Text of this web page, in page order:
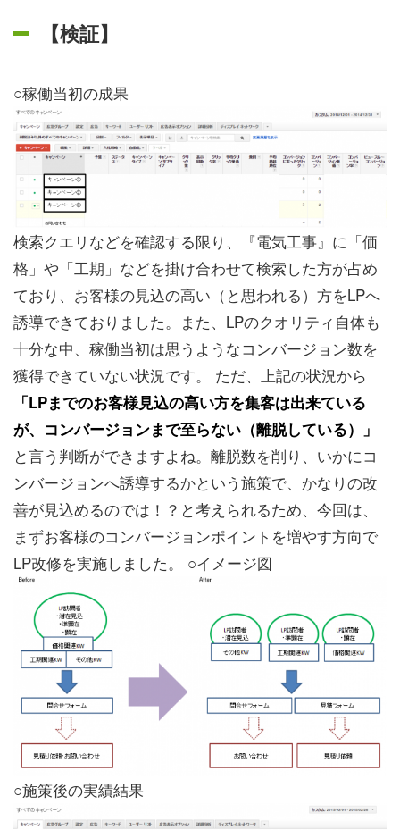
【検証】
○稼働当初の成果
検索クエリなどを確認する限り、『電気工事』に「価
格」や「工期」などを掛け合わせて検索した方が占め
ており、お客様の見込の高い（と思われる）方をLPへ
誘導できておりました。また、LPのクオリティ自体も
十分な中、稼働当初は思うようなコンバージョン数を
獲得できていない状況です。 ただ、上記の状況から
「LPまでのお客様見込の高い方を集客は出来ている
が、コンバージョンまで至らない（離脱している）」
と言う判断ができますよね。離脱数を削り、いかにコ
ンバージョンへ誘導するかという施策で、かなりの改
善が見込めるのでは！？と考えられるため、今回は、
まずお客様のコンバージョンポイントを増やす方向で
LP改修を実施しました。 ○イメージ図
○施策後の実績結果